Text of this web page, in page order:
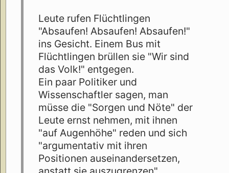
Leute rufen Flüchtlingen
"Absaufen! Absaufen! Absaufen!"
ins Gesicht. Einem Bus mit
Flüchtlingen brüllen sie "Wir sind
das Volk!" entgegen.
Ein paar Politiker und
Wissenschaftler sagen, man
müsse die "Sorgen und Nöte" der
Leute ernst nehmen, mit ihnen
"auf Augenhöhe" reden und sich
"argumentativ mit ihren
Positionen auseinandersetzen,